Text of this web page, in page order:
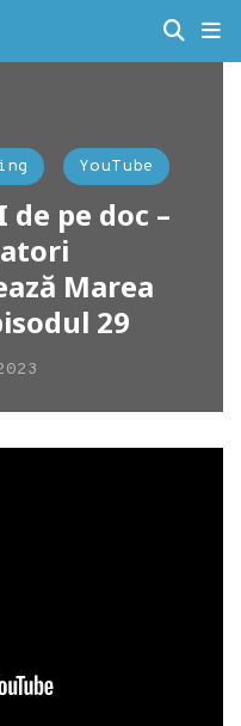
YouTube
pe doc –
Marea
29